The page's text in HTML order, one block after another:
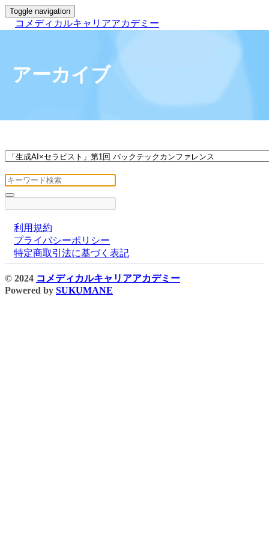
Toggle navigation
コメディカルキャリアアカデミー
アーカイブ
利用規約
プライバシーポリシー
特定商取引法に基づく表記
© 2024 コメディカルキャリアアカデミー
Powered by SUKUMANE